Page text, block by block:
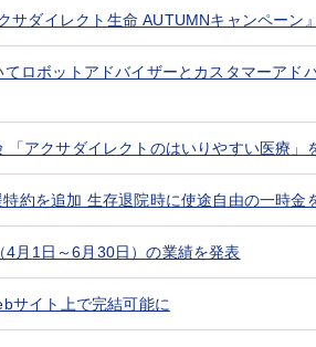
サダイレクト生命 AUTUMNキャンペーン
ロボットアドバイザーとカスタマーアド
アクサダイレクトのはいりやすい医療」
約を追加 生存退院時に使途自由の一時金
月1日～6月30日）の業績を発表
サイト上で完結可能に